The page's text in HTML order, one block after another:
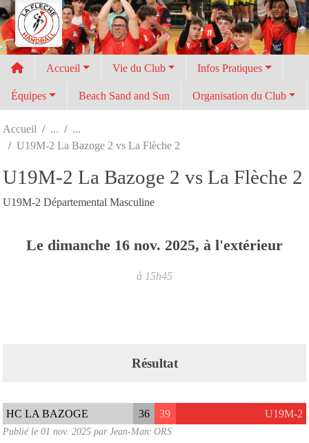
Accueil Vie du Club Infos Pratiques
Équipes Beach Sand and Sun Organisation du Club
Accueil
U19M-2 La Bazoge 2 vs La Flèche 2
U19M-2 La Bazoge 2 vs La Flèche 2
U19M-2 Départemental Masculine
Le dimanche 16 nov. 2025, à l'extérieur
à 15h45
Résultat
HC LA BAZOGE 36 39 U19M-2
Publié le 01 nov. 2025 par Jean-Marc ORS
Panneau de gestion des cookies